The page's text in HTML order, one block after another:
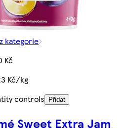
kategorie
Kč
Kč/kg
controls
Přidat
Sweet Extra Jam